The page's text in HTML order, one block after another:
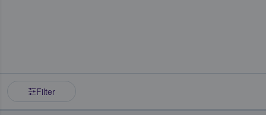
Filter